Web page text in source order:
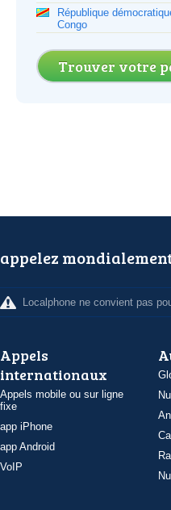
République
Congo
Trouver votre
appelez
Localphone ne convient pas
Appels
internationaux
Appels mobile ou sur ligne
fixe
app iPhone
app Android
VoIP